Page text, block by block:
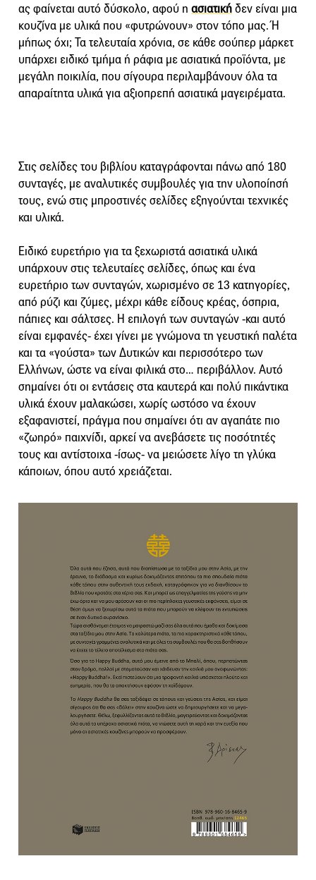
ας φαίνεται αυτό δύσκολο, αφού η ασιατικήδεν είναι μια
κουζίνα με υλικά που «φυτρώνουν» στον τόπο μας. Ή
μήπως όχι; Τα τελευταία χρόνια, σε κάθε σούπερ μάρκετ
υπάρχει ειδικό τμήμα ή ράφια με ασιατικά προϊόντα, με
μεγάλη ποικιλία, που σίγουρα περιλαμβάνουν όλα τα
απαραίτητα υλικά για αξιοπρεπή ασιατικά μαγειρέματα.
Στις σελίδες του βιβλίου καταγράφονται πάνω από 180
συνταγές, με αναλυτικές συμβουλές για την υλοποίησή
τους, ενώ στις μπροστινές σελίδες εξηγούνται τεχνικές
και υλικά.
Ειδικό ευρετήριο για τα ξεχωριστά ασιατικά υλικά
υπάρχουν στις τελευταίες σελίδες, όπως και ένα
ευρετήριο των συνταγών, χωρισμένο σε 13 κατηγορίες,
από ρύζι και ζύμες, μέχρι κάθε είδους κρέας, όσπρια,
πάπιες και σάλτσες. Η επιλογή των συνταγών -και αυτό
είναι εμφανές- έχει γίνει με γνώμονα τη γευστική παλέτα
και τα «γούστα» των Δυτικών και περισσότερο των
Ελλήνων, ώστε να είναι φιλικά στο… περιβάλλον. Αυτό
σημαίνει ότι οι εντάσεις στα καυτερά και πολύ πικάντικα
υλικά έχουν μαλακώσει, χωρίς ωστόσο να έχουν
εξαφανιστεί, πράγμα που σημαίνει ότι αν αγαπάτε πιο
«ζωηρό» παιχνίδι, αρκεί να ανεβάσετε τις ποσότητές
τους και αντίστοιχα -ίσως- να μειώσετε λίγο τη γλύκα
κάποιων, όπου αυτό χρειάζεται.